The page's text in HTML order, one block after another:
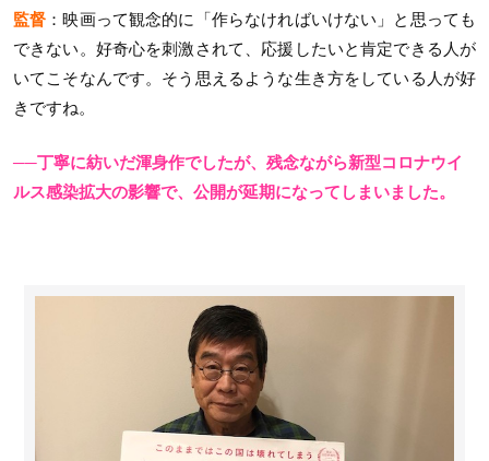
監督 ：映画って観念的に「作らなければいけない」と思っても
できない。好奇心を刺激されて、応援したいと肯定できる人が
いてこそなんです。そう思えるような生き方をしている人が好
きですね。
──丁寧に紡いだ渾身作でしたが、残念ながら新型コロナウイ
ルス感染拡大の影響で、公開が延期になってしまいました。